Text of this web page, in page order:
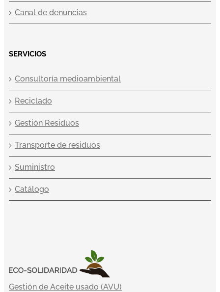
Canal de denuncias
SERVICIOS
Consultoría medioambiental
Reciclado
Gestión Residuos
Transporte de residuos
Suministro
Catálogo
Gestión de Aceite usado (AVU)